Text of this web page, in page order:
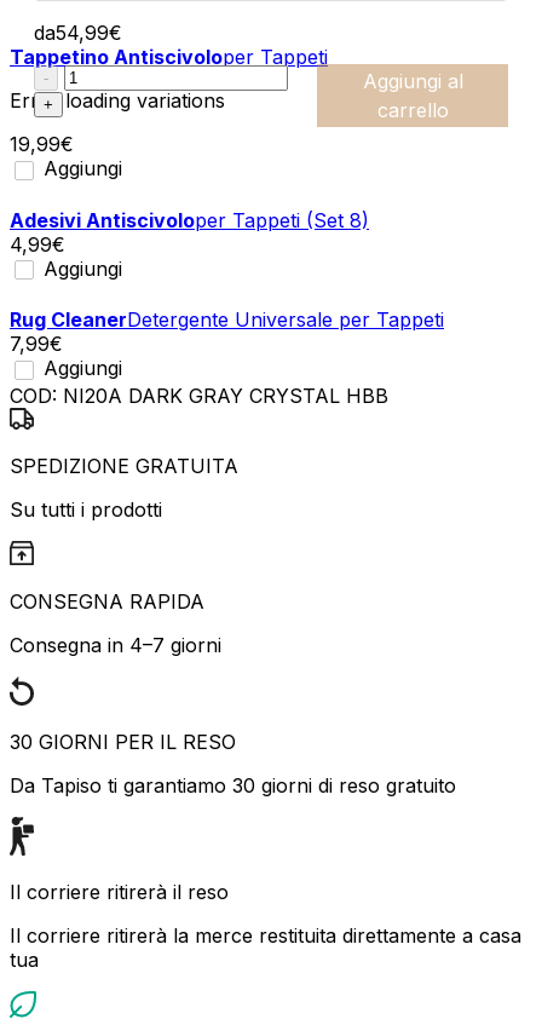
da54,99€
:product_name quantity
-
+
Aggiungi al
carrello
Tappetino Antiscivoloper Tappeti
Error loading variations
19,99€
Aggiungi
Adesivi Antiscivoloper Tappeti (Set 8)
4,99€
Aggiungi
Rug CleanerDetergente Universale per Tappeti
7,99€
Aggiungi
COD: NI20A DARK GRAY CRYSTAL HBB
SPEDIZIONE GRATUITA
Su tutti i prodotti
CONSEGNA RAPIDA
Consegna in 4–7 giorni
30 GIORNI PER IL RESO
Da Tapiso ti garantiamo 30 giorni di reso gratuito
Il corriere ritirerà il reso
Il corriere ritirerà la merce restituita direttamente a casa
tua